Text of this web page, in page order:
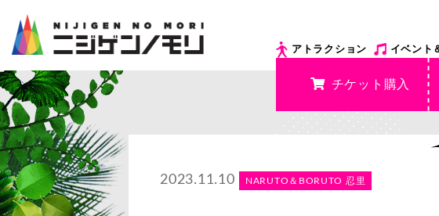
アトラクション イベント
チケット購入
2023.11.10 NARUTO＆BORUTO 忍里